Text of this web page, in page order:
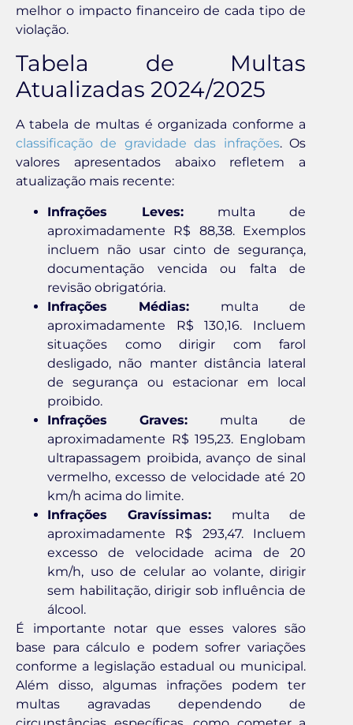
melhor o impacto financeiro de cada tipo de
violação.
Tabela de Multas
Atualizadas 2024/2025
A tabela de multas é organizada conforme a
classificação de gravidade das infrações. Os
valores apresentados abaixo refletem a
atualização mais recente:
Infrações Leves: multa de
aproximadamente R$ 88,38. Exemplos
incluem não usar cinto de segurança,
documentação vencida ou falta de
revisão obrigatória.
Infrações Médias: multa de
aproximadamente R$ 130,16. Incluem
situações como dirigir com farol
desligado, não manter distância lateral
de segurança ou estacionar em local
proibido.
Infrações Graves: multa de
aproximadamente R$ 195,23. Englobam
ultrapassagem proibida, avanço de sinal
vermelho, excesso de velocidade até 20
km/h acima do limite.
Infrações Gravíssimas: multa de
aproximadamente R$ 293,47. Incluem
excesso de velocidade acima de 20
km/h, uso de celular ao volante, dirigir
sem habilitação, dirigir sob influência de
álcool.
É importante notar que esses valores são
base para cálculo e podem sofrer variações
conforme a legislação estadual ou municipal.
Além disso, algumas infrações podem ter
multas agravadas dependendo de